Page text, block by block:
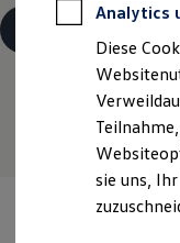
Kfz-
Anpfiff zum
Details ansehen
Analytics
Diese
sie uns,